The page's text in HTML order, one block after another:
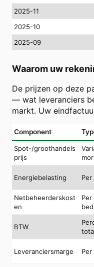
2025-11
2025-10
2025-09
Waarom uw
De prijzen op deze
— wat leveranciers
markt. Uw
Component
Spot-/groothandels
prijs
Energiebelasting Per
Netbeheerderskost
en
Per
BTW
Leveranciersmarge Per